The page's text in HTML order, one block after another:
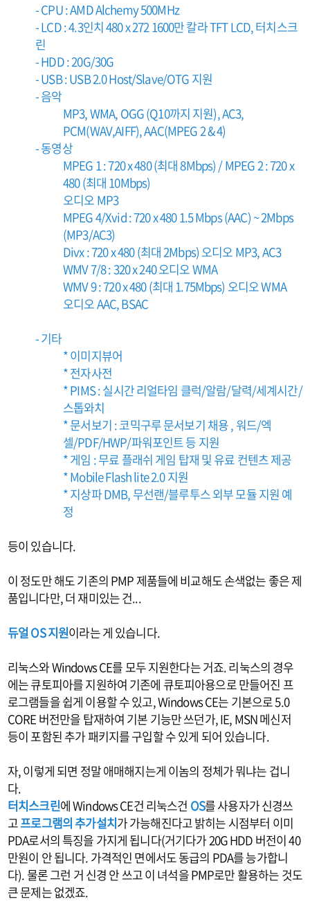
- CPU : AMD Alchemy 500MHz
- LCD : 4.3인치 480 x 272 1600만 칼라 TFT LCD, 터치스크
린
- HDD : 20G/30G
- USB : USB 2.0 Host/Slave/OTG 지원
- 음악
MP3, WMA, OGG (Q10까지 지원), AC3,
PCM(WAV,AIFF), AAC(MPEG 2 & 4)
- 동영상
MPEG 1 : 720 x 480 (최대 8Mbps) / MPEG 2 : 720 x
480 (최대 10Mbps)
오디오 MP3
MPEG 4/Xvid : 720 x 480 1.5 Mbps (AAC) ~ 2Mbps
(MP3/AC3)
Divx : 720 x 480 (최대 2Mbps) 오디오 MP3, AC3
WMV 7/8 : 320 x 240 오디오 WMA
WMV 9 : 720 x 480 (최대 1.75Mbps) 오디오 WMA
오디오 AAC, BSAC
- 기타
* 이미지뷰어
* 전자사전
* PIMS : 실시간 리얼타임 클럭/알람/달력/세계시간/
스톱와치
* 문서보기 : 코믹구루 문서보기 채용 , 워드/엑
셀/PDF/HWP/파워포인트 등 지원
* 게임 : 무료 플래쉬 게임 탑재 및 유료 컨텐츠 제공
* Mobile Flash lite 2.0 지원
* 지상파 DMB, 무선랜/블루투스 외부 모듈 지원 예
정
등이 있습니다.
이 정도만 해도 기존의 PMP 제품들에 비교해도 손색없는 좋은 제
품입니다만, 더 재미있는 건...
듀얼 OS 지원이라는 게 있습니다.
리눅스와 Windows CE를 모두 지원한다는 거죠. 리눅스의 경우
에는 큐토피아를 지원하여 기존에 큐토피아용으로 만들어진 프
로그램들을 쉽게 이용할 수 있고, Windows CE는 기본으로 5.0
CORE 버전만을 탑재하여 기본 기능만 쓰던가, IE, MSN 메신저
등이 포함된 추가 패키지를 구입할 수 있게 되어 있습니다.
자, 이렇게 되면 정말 애매해지는게 이놈의 정체가 뭐냐는 겁니
다.
터치스크린에 Windows CE건 리눅스건 OS를 사용자가 신경쓰
고프로그램의 추가설치가 가능해진다고 밝히는 시점부터 이미
PDA로서의 특징을 가지게 됩니다(거기다가 20G HDD 버전이 40
만원이 안 됩니다. 가격적인 면에서도 동급의 PDA를 능가합니
다). 물론 그런 거 신경 안 쓰고 이 녀석을 PMP로만 활용하는 것도
큰 문제는 없겠죠.